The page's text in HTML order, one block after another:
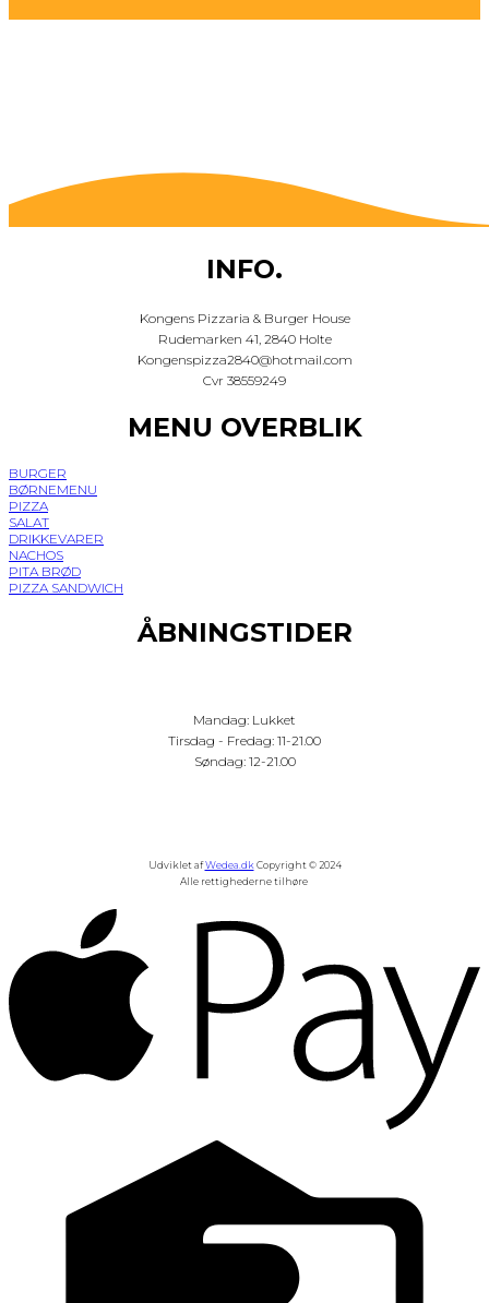
INFO.
Kongens Pizzaria & Burger House
Rudemarken 41, 2840 Holte
Kongenspizza2840@hotmail.com
Cvr 38559249
MENU OVERBLIK
BURGER
BØRNEMENU
PIZZA
SALAT
DRIKKEVARER
NACHOS
PITA BRØD
PIZZA SANDWICH
ÅBNINGSTIDER
Mandag: Lukket
Tirsdag - Fredag: 11-21.00
Søndag: 12-21.00
Udviklet afWedea.dkCopyright © 2024
Alle rettighederne tilhøre